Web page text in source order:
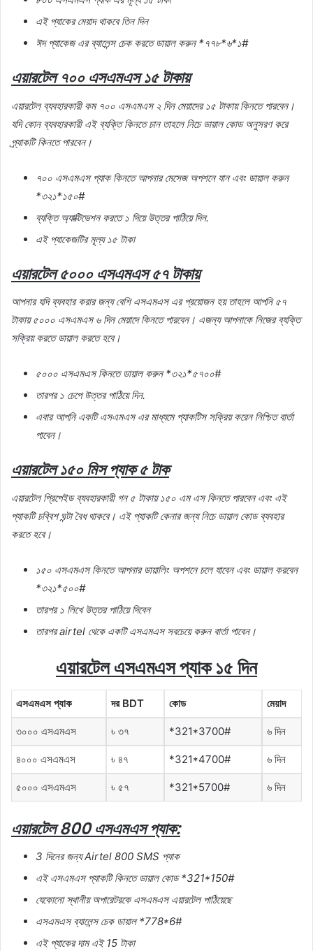
এই প্যাকের মেয়াদ থাকবে তিন দিন
ঈদ প্যাকেজ এর ব্যালেন্স চেক করতে ডায়াল করুন*৭৭৮*৬*১#
এয়ারটেল ৭০০ এসএমএস ১৫ টাকায়
এয়ারটেল ব্যবহারকারী কম ৭০০ এসএমএস ২ দিন মেয়াদের ১৫ টাকায় কিনতে পারবেন।
যদি কোন ব্যবহারকারী এই ব্যক্তি কিনতে চান তাহলে নিচে ডায়াল কোড অনুসরণ করে
প্র্যাকটি কিনতে পারবেন।
৭০০ এসএমএস প্যাক কিনতে আপনার মেসেজ অপশনে যান এবং ডায়াল করুন
*৩২১*১৫০#
ব্যক্তি অ্যাক্টিভেশন করতে ১ দিয়ে উত্তর পাঠিয়ে দিন.
এই প্যাকেজটির মূল্য ১৫ টাকা
এয়ারটেল ৫০০০ এসএমএস ৫৭ টাকায়
আপনার যদি ব্যবহার করার জন্য বেশি এসএমএস এর প্রয়োজন হয় তাহলে আপনি ৫৭
টাকায় ৫০০০ এসএমএস ৬ দিন মেয়াদে কিনতে পারবেন। এজন্য আপনাকে নিজের ব্যক্তি
সক্রিয় করতে ডায়াল করতে হবে।
৫০০০ এসএমএস কিনতে ডায়াল করুন*৩২১*৫৭০০#
তারপর ১ চেপে উত্তর পাঠিয়ে দিন.
এবার আপনি একটি এসএমএস এর মাধ্যমে প্যাকটিস সক্রিয় করেন নিশ্চিত বার্তা
পাবেন।
এয়ারটেল ১৫০মিস প্যাক ৫ টাক
এয়ারটেল প্রিপেইড ব্যবহারকারী গন ৫ টাকায় ১৫০ এম এস কিনতে পারবেন এবং এই
প্যাকটি চব্বিশ ঘন্টা বৈধ থাকবে। এই প্যাকটি কেনার জন্য নিচে ডায়াল কোড ব্যবহার
করতে হবে।
১৫০ এসএমএস কিনতে আপনার ডায়ালিং অপশনে চলে যাবেন এবং ডায়াল করবেন
*৩২১*৫০০#
তারপর ১ লিখে উত্তর পাঠিয়ে দিবেন
তারপরairtel থেকে একটি এসএমএস সবচেয়ে করুন বার্তা পাবেন।
এয়ারটেলএসএমএসপ্যাক১৫দিন
এসএমএস প্যাক দরBDT কোড মেয়াদ
৩০০০ এসএমএস ৳ ৩৭ *321*3700# ৬ দিন
৪০০০ এসএমএস ৳ ৪৭ *321*4700# ৬ দিন
৫০০০ এসএমএস ৳ ৫৭ *321*5700# ৬ দিন
এয়ারটেল800এসএমএস প্যাক:
3 দিনের জন্যAirtel 800 SMS প্যাক
এই এসএমএস প্যাকটি কিনতে ডায়াল কোড*321*150#
যেকোনো স্থানীয় অপারেটরকে এসএমএস এয়ারটেল পাঠিয়েছে
এসএমএস ব্যালেন্স চেক ডায়াল*778*6#
এই প্যাকের দাম এই15 টাকা